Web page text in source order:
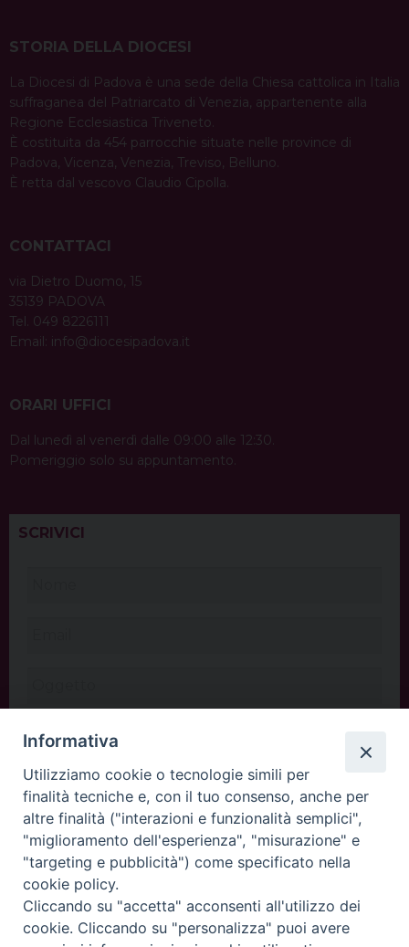
STORIA DELLA DIOCESI
La Diocesi di Padova è una sede della Chiesa cattolica in Italia
suffraganea del Patriarcato di Venezia, appartenente alla
Regione Ecclesiastica Triveneto.
È costituita da 454 parrocchie situate nelle province di
Padova, Vicenza, Venezia, Treviso, Belluno.
È retta dal vescovo Claudio Cipolla.
CONTATTACI
via Dietro Duomo, 15
35139 PADOVA
Tel. 049 8226111
Email: info@diocesipadova.it
ORARI UFFICI
Dal lunedì al venerdì dalle 09:00 alle 12:30.
Pomeriggio solo su appuntamento.
SCRIVICI
INVIA
Informativa
Utilizziamo cookie o tecnologie simili per
finalità tecniche e, con il tuo consenso, anche per
altre finalità ("interazioni e funzionalità semplici",
"miglioramento dell'esperienza", "misurazione" e
"targeting e pubblicità") come specificato nella
cookie policy.
Cliccando su "accetta" acconsenti all'utilizzo dei
cookie. Cliccando su "personalizza" puoi avere